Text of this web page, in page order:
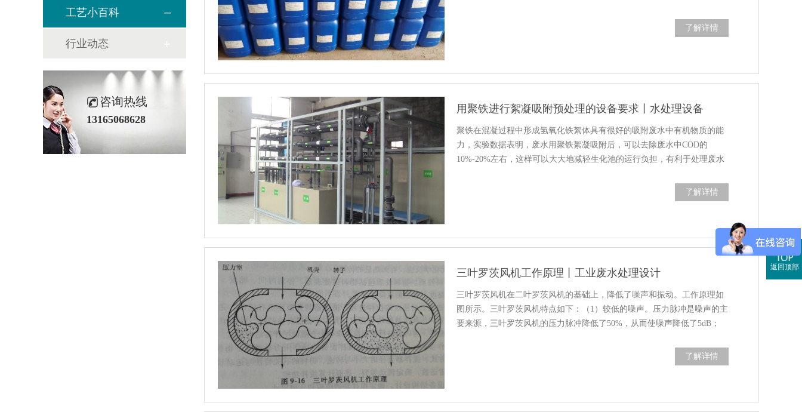
工艺小百科
行业动态
咨询热线
13165068628
了解详情
用聚铁进行絮凝吸附预处理的设备要求丨水处理设备
聚铁在混凝过程中形成氢氧化铁絮体具有很好的吸附废水中有机物质的能
力，实验数据表明，废水用聚铁絮凝吸附后，可以去除废水中COD的
10%-20%左右，这样可以大大地减轻生化池的运行负担，有利于处理废水
了解详情
三叶罗茨风机工作原理丨工业废水处理设计
三叶罗茨风机在二叶罗茨风机的基础上，降低了噪声和振动。工作原理如
图所示。三叶罗茨风机特点如下：（1）较低的噪声。压力脉冲是噪声的主
要来源，三叶罗茨风机的压力脉冲降低了50%，从而使噪声降低了5dB；
了解详情
返回顶部